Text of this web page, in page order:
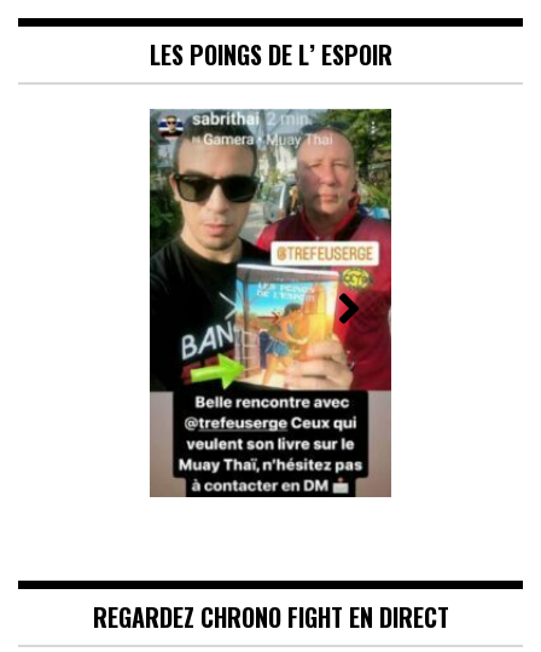
LES POINGS DE L’ ESPOIR
Kouider
Abdelmouneni
REGARDEZ CHRONO FIGHT EN DIRECT